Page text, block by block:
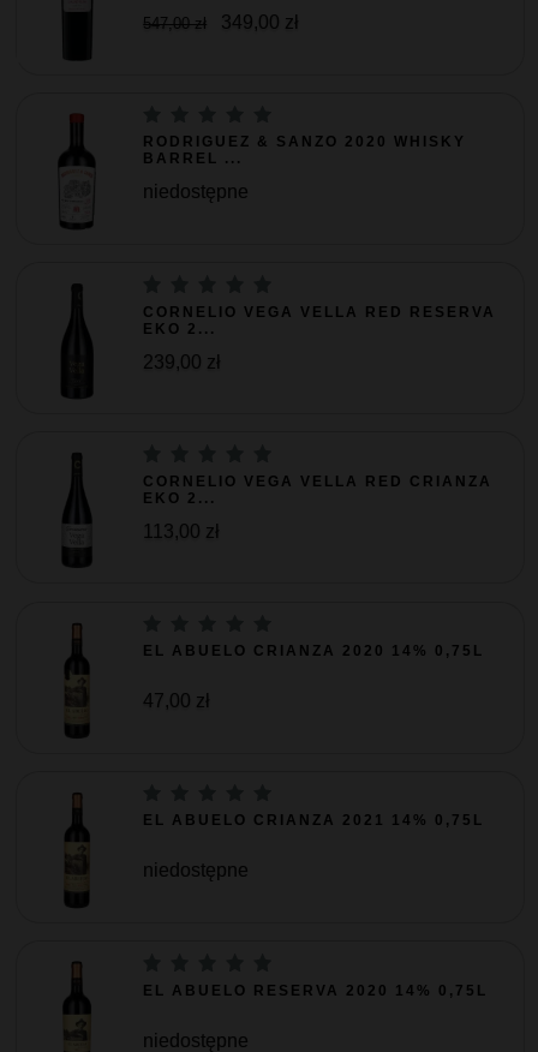
547,00 zł 349,00 zł
RODRIGUEZ & SANZO 2020 WHISKY
BARREL ...
niedostępne
CORNELIO VEGA VELLA RED RESERVA
EKO 2...
239,00 zł
CORNELIO VEGA VELLA RED CRIANZA
EKO 2...
113,00 zł
EL ABUELO CRIANZA 2020 14% 0,75L
47,00 zł
EL ABUELO CRIANZA 2021 14% 0,75L
niedostępne
EL ABUELO RESERVA 2020 14% 0,75L
niedostępne